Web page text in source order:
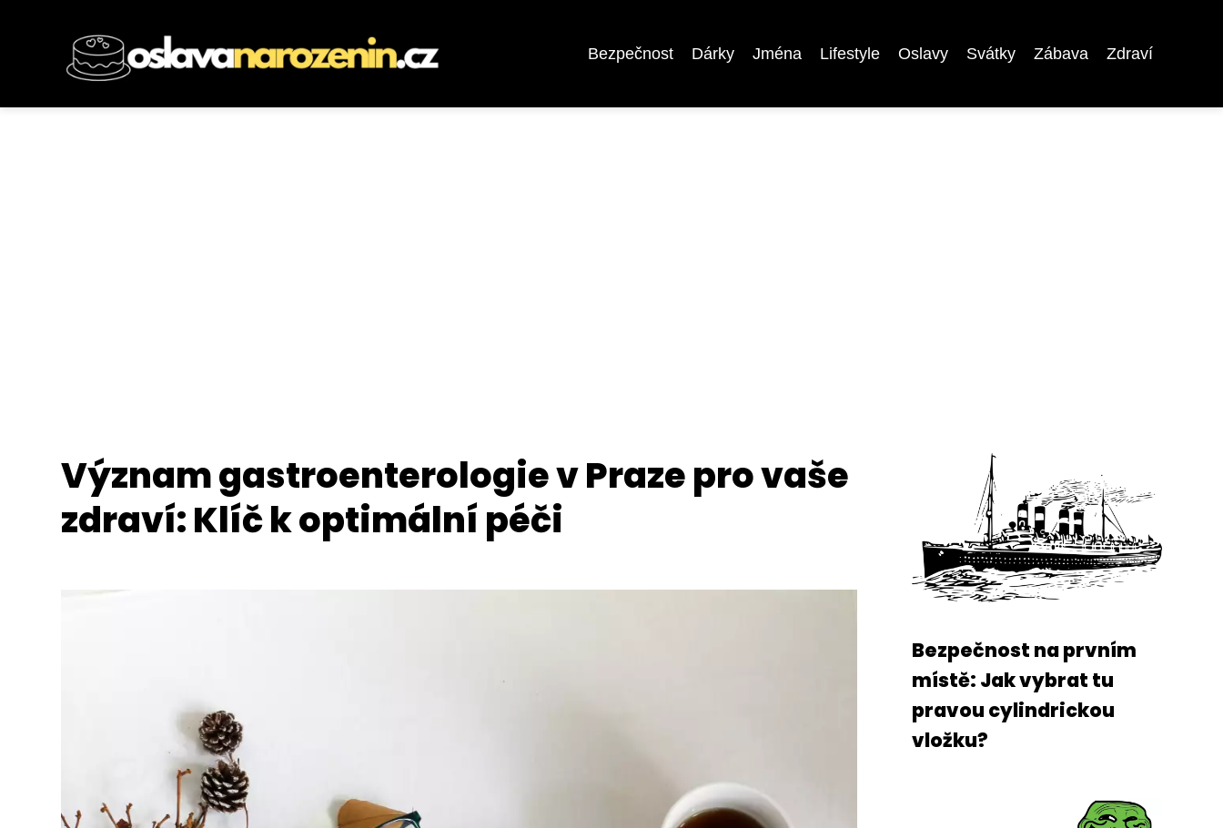
Bezpečnost Dárky Jména Lifestyle Oslavy Svátky Zábava Zdraví
Význam gastroenterologie v Praze pro vaše
zdraví: Klíč k optimální péči
Bezpečnost na prvním
místě: Jak vybrat tu
pravou cylindrickou
vložku?